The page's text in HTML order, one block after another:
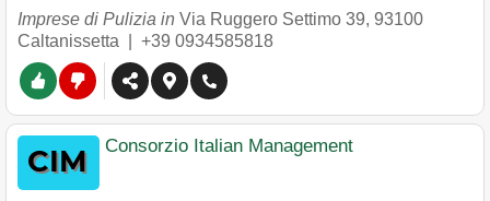
Imprese di Pulizia in Via Ruggero Settimo 39, 93100
Caltanissetta
+39 0934585818
Consorzio Italian Management